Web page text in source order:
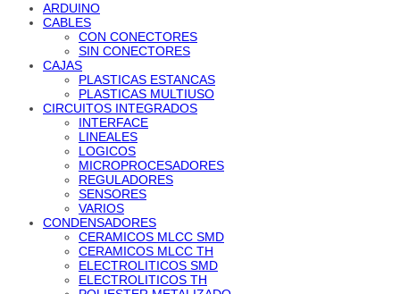
ARDUINO
CABLES
CON CONECTORES
SIN CONECTORES
CAJAS
PLASTICAS ESTANCAS
PLASTICAS MULTIUSO
CIRCUITOS INTEGRADOS
INTERFACE
LINEALES
LOGICOS
MICROPROCESADORES
REGULADORES
SENSORES
VARIOS
CONDENSADORES
CERAMICOS MLCC SMD
CERAMICOS MLCC TH
ELECTROLITICOS SMD
ELECTROLITICOS TH